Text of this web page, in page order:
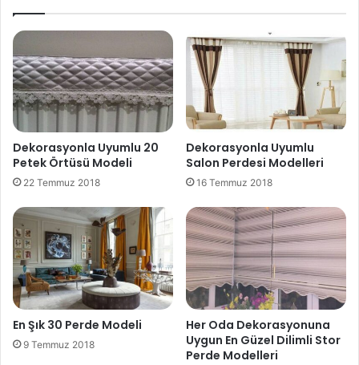
Dekorasyonla Uyumlu 20
Petek Örtüsü Modeli
22 Temmuz 2018
Dekorasyonla Uyumlu
Salon Perdesi Modelleri
16 Temmuz 2018
En Şık 30 Perde Modeli
9 Temmuz 2018
Her Oda Dekorasyonuna
Uygun En Güzel Dilimli Stor
Perde Modelleri